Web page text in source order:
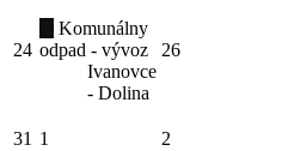
24
Komunálny
odpad - vývoz
Ivanovce
- Dolina
26
31 1 2